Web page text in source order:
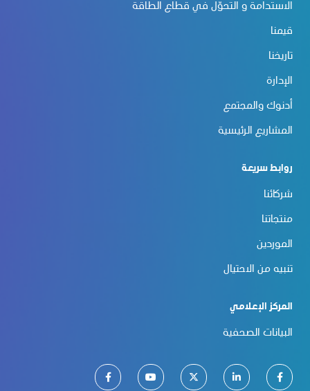
الاستدامة و التحوّل في قطاع الطاقة
قيمنا
تاريخنا
الإدارة
أدنوك والمجتمع
المشاريع الرئيسية
روابط سريعة
شركائنا
منتجاتنا
الموردين
تنبيه من الاحتيال
المركز الإعلامي
البيانات الصحفية